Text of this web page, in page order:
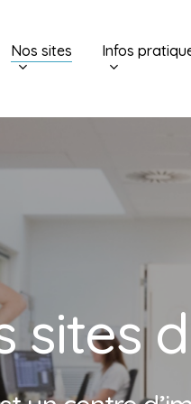
Nos sites Infos
sites d